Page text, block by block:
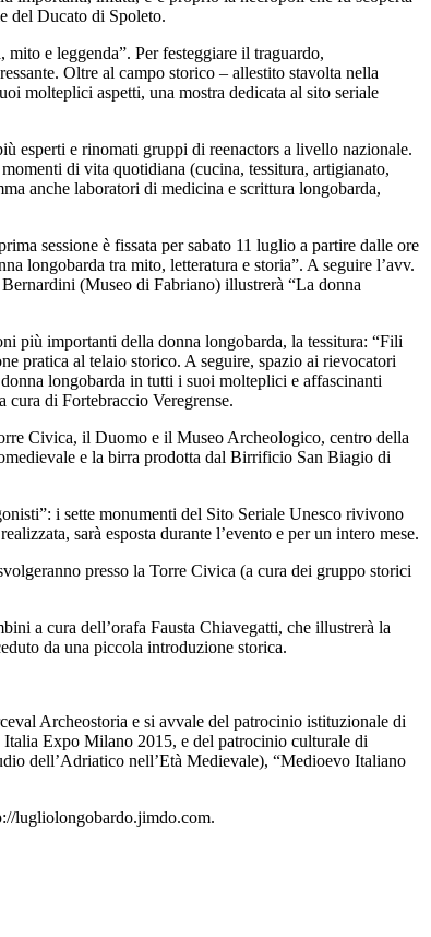
del Ducato di Spoleto.
e leggenda”. Per festeggiare il traguardo,
Oltre al campo storico – allestito stavolta nella
molteplici aspetti, una mostra dedicata al sito seriale
esperti e rinomati gruppi di reenactors a livello nazionale.
di vita quotidiana (cucina, tessitura, artigianato,
anche laboratori di medicina e scrittura longobarda,
sessione è fissata per sabato 11 luglio a partire dalle ore
longobarda tra mito, letteratura e storia”. A seguire l’avv.
(Museo di Fabriano) illustrerà “La donna
più importanti della donna longobarda, la tessitura: “Fili
pratica al telaio storico. A seguire, spazio ai rievocatori
longobarda in tutti i suoi molteplici e affascinanti
di Fortebraccio Veregrense.
Civica, il Duomo e il Museo Archeologico, centro della
e la birra prodotta dal Birrificio San Biagio di
i sette monumenti del Sito Seriale Unesco rivivono
sarà esposta durante l’evento e per un intero mese.
presso la Torre Civica (a cura dei gruppo storici
a cura dell’orafa Fausta Chiavegatti, che illustrerà la
da una piccola introduzione storica.
Archeostoria e si avvale del patrocinio istituzionale di
Expo Milano 2015, e del patrocinio culturale di
dell’Adriatico nell’Età Medievale), “Medioevo Italiano
lugliolongobardo.jimdo.com.